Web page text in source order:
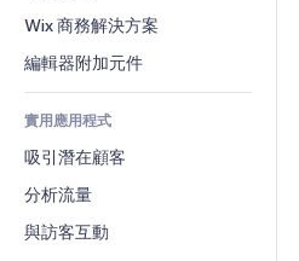
食品及飲料
新聞
內容服務
橫幅與徽章
計算機
搜尋
天氣
圖表與表格
電話
社群
評價與推薦
CRM
Wix 商務解決方案
編輯器附加元件
實用應用程式
吸引潛在顧客
分析流量
與訪客互動